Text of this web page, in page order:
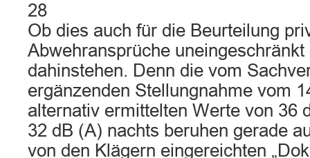
28
Ob dies auch für die Beurteilung
Abwehransprüche uneingeschränkt
dahinstehen. Denn die vom
ergänzenden Stellungnahme vom
alternativ ermittelten Werte von 36
32 dB (A) nachts beruhen gerade
von den Klägern eingereichten